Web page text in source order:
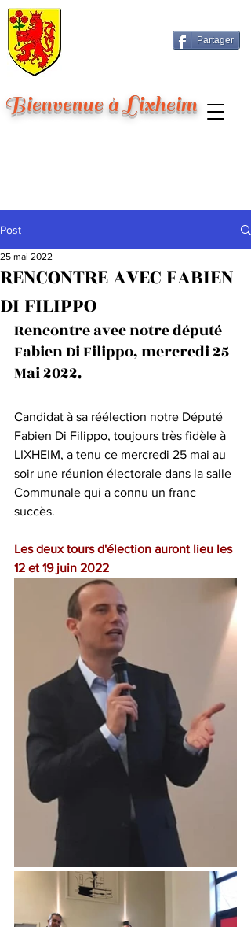
Partager
Bienvenue à Lixheim
Post
RENCONTRE AVEC FABIEN
DI FILIPPO
25 mai 2022
Rencontre avec notre député
Fabien Di Filippo, mercredi 25
Mai 2022.
Candidat à sa réélection notre Député
Fabien Di Filippo, toujours très fidèle à
LIXHEIM, a tenu ce mercredi 25 mai au
soir une réunion électorale dans la salle
Communale qui a connu un franc
succès.
Les deux tours d'élection auront lieu les
12 et 19 juin 2022